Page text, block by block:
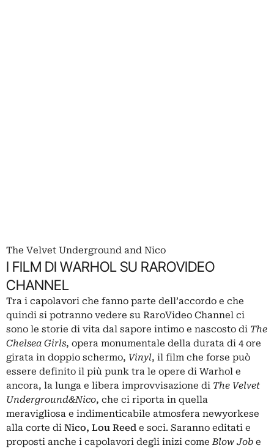
The Velvet Underground and Nico
I FILM DI WARHOL SU RAROVIDEO
CHANNEL
Tra i capolavori che fanno parte dell’accordo e che
quindi si potranno vedere su RaroVideo Channel ci
sono le storie di vita dal sapore intimo e nascosto di The
Chelsea Girls, opera monumentale della durata di 4 ore
girata in doppio schermo, Vinyl, il film che forse può
essere definito il più punk tra le opere di Warhol e
ancora, la lunga e libera improvvisazione di The Velvet
Underground&Nico, che ci riporta in quella
meravigliosa e indimenticabile atmosfera newyorkese
alla corte di Nico, Lou Reed e soci. Saranno editati e
proposti anche i capolavori degli inizi comeBlow Job e